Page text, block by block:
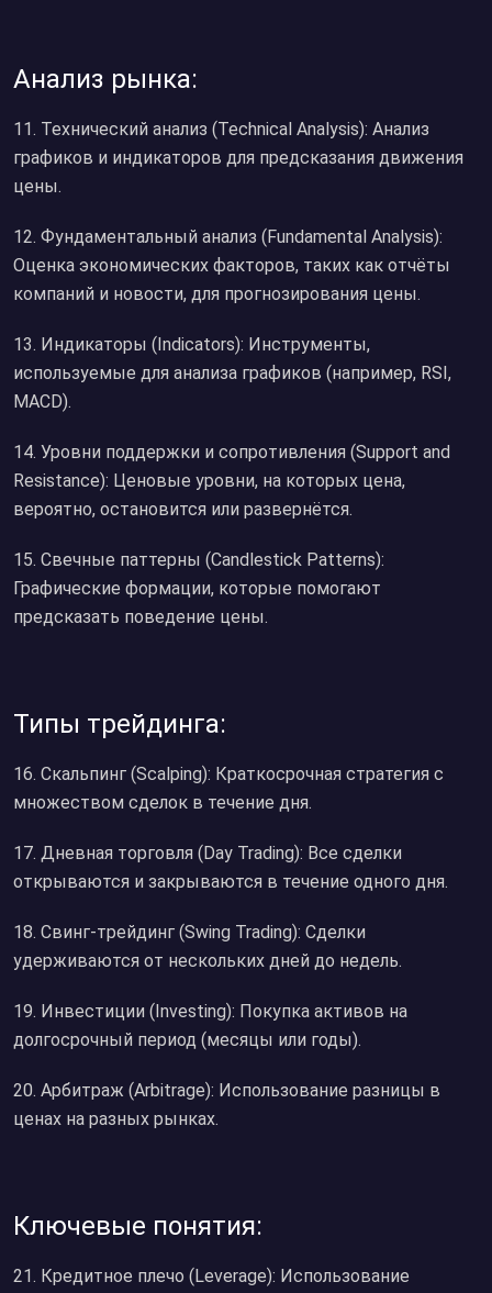
Анализ рынка:
11. Технический анализ (Technical Analysis): Анализ
графиков и индикаторов для предсказания движения
цены.
12. Фундаментальный анализ (Fundamental Analysis):
Оценка экономических факторов, таких как отчёты
компаний и новости, для прогнозирования цены.
13. Индикаторы (Indicators): Инструменты,
используемые для анализа графиков (например, RSI,
MACD).
14. Уровни поддержки и сопротивления (Support and
Resistance): Ценовые уровни, на которых цена,
вероятно, остановится или развернётся.
15. Свечные паттерны (Candlestick Patterns):
Графические формации, которые помогают
предсказать поведение цены.
Типы трейдинга:
16. Скальпинг (Scalping): Краткосрочная стратегия с
множеством сделок в течение дня.
17. Дневная торговля (Day Trading): Все сделки
открываются и закрываются в течение одного дня.
18. Свинг-трейдинг (Swing Trading): Сделки
удерживаются от нескольких дней до недель.
19. Инвестиции (Investing): Покупка активов на
долгосрочный период (месяцы или годы).
20. Арбитраж (Arbitrage): Использование разницы в
ценах на разных рынках.
Ключевые понятия:
21. Кредитное плечо (Leverage): Использование